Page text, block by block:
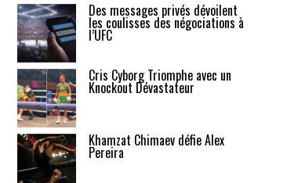
Des messages privés dévoilent
les coulisses des négociations à
l’UFC
Cris Cyborg Triomphe avec un
Knockout Dévastateur
Khamzat Chimaev défie Alex
Pereira